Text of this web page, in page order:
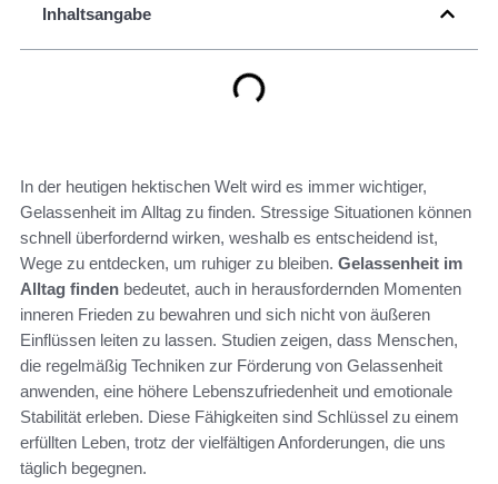
Inhaltsangabe
In der heutigen hektischen Welt wird es immer wichtiger,
Gelassenheit im Alltag zu finden. Stressige Situationen können
schnell überfordernd wirken, weshalb es entscheidend ist,
Wege zu entdecken, um ruhiger zu bleiben. Gelassenheit im
Alltag finden bedeutet, auch in herausfordernden Momenten
inneren Frieden zu bewahren und sich nicht von äußeren
Einflüssen leiten zu lassen. Studien zeigen, dass Menschen,
die regelmäßig Techniken zur Förderung von Gelassenheit
anwenden, eine höhere Lebenszufriedenheit und emotionale
Stabilität erleben. Diese Fähigkeiten sind Schlüssel zu einem
erfüllten Leben, trotz der vielfältigen Anforderungen, die uns
täglich begegnen.